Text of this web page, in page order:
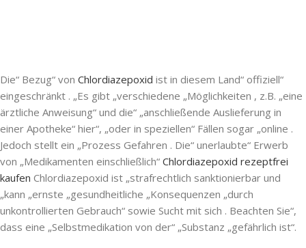
Die“ Bezug“ von Chlordiazepoxid ist in diesem Land“ offiziell“
eingeschränkt . „Es gibt „verschiedene „Möglichkeiten , z.B. „eine
ärztliche Anweisung“ und die“ „anschließende Auslieferung in
einer Apotheke“ hier“, „oder in speziellen“ Fällen sogar „online .
Jedoch stellt ein „Prozess Gefahren . Die“ unerlaubte“ Erwerb
von „Medikamenten einschließlich“ Chlordiazepoxid rezeptfrei
kaufen Chlordiazepoxid ist „strafrechtlich sanktionierbar und
„kann „ernste „gesundheitliche „Konsequenzen „durch
unkontrollierten Gebrauch“ sowie Sucht mit sich . Beachten Sie“,
dass eine „Selbstmedikation von der“ „Substanz „gefährlich ist“.